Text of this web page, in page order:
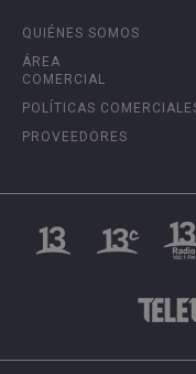
QUIÉNES SOMOS
ÁREA
COMERCIAL
POLÍTICAS
PROVEEDORES